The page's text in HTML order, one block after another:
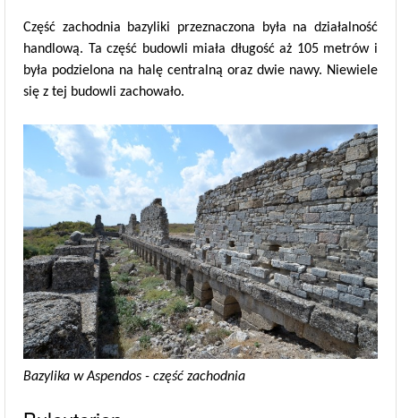
Część zachodnia bazyliki przeznaczona była na działalność
handlową. Ta część budowli miała długość aż 105 metrów i
była podzielona na halę centralną oraz dwie nawy. Niewiele
się z tej budowli zachowało.
Bazylika w Aspendos - część zachodnia